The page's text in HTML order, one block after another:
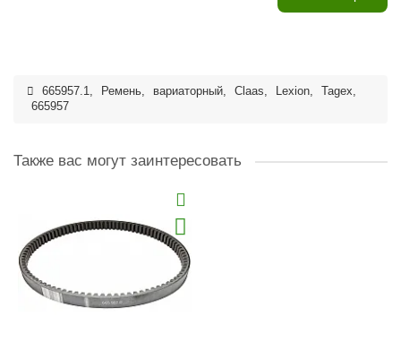
665957.1, Ремень, вариаторный, Claas, Lexion, Tagex,
665957
Также вас могут заинтересовать